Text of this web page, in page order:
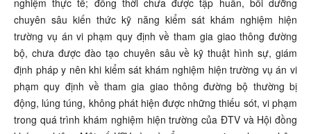
nghiệm thực tế; đồng thời chưa được tập huấn, bồi dưỡng
chuyên sâu kiến thức kỹ năng kiểm sát khám nghiệm hiện
trường vụ án vi phạm quy định về tham gia giao thông đường
bộ, chưa được đào tạo chuyên sâu về kỹ thuật hình sự, giám
định pháp y nên khi kiểm sát khám nghiệm hiện trường vụ án vi
phạm quy định về tham gia giao thông đường bộ thường bị
động, lúng túng, không phát hiện được những thiếu sót, vi phạm
trong quá trình khám nghiệm hiện trường của ĐTV và Hội đồng